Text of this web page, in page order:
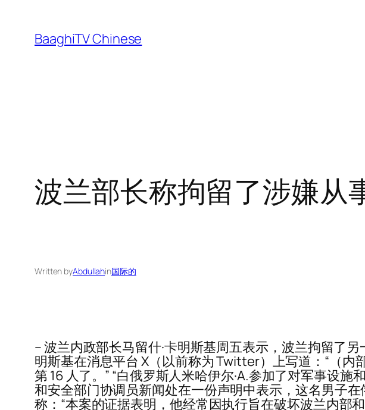
content
BaaghiTV Chinese
波兰部长称拘留了涉嫌从
Written byAbdullahin国际的
– 波兰内政部长马留什·卡明斯基周五表示，波兰拘留了
明斯基在消息平台 X（以前称为 Twitter）上写道：“（
第 16 人了。” “白俄罗斯人米哈伊尔·A.参加了对军事设
和安全部门协调员新闻处在一份声明中表示，这名男子
称：“本案的证据表明，他经常因执行旨在破坏波兰内部